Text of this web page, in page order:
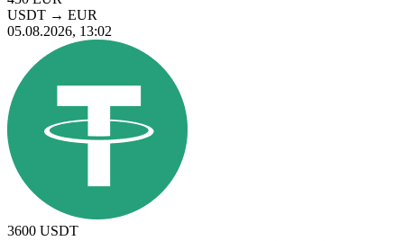
USDT → EUR
05.08.2026, 13:02
3600 USDT